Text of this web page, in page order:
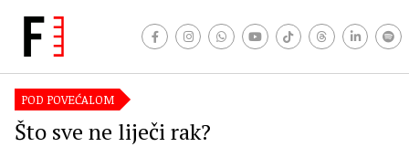
POD POVEĆALOM
Što sve ne liječi rak?